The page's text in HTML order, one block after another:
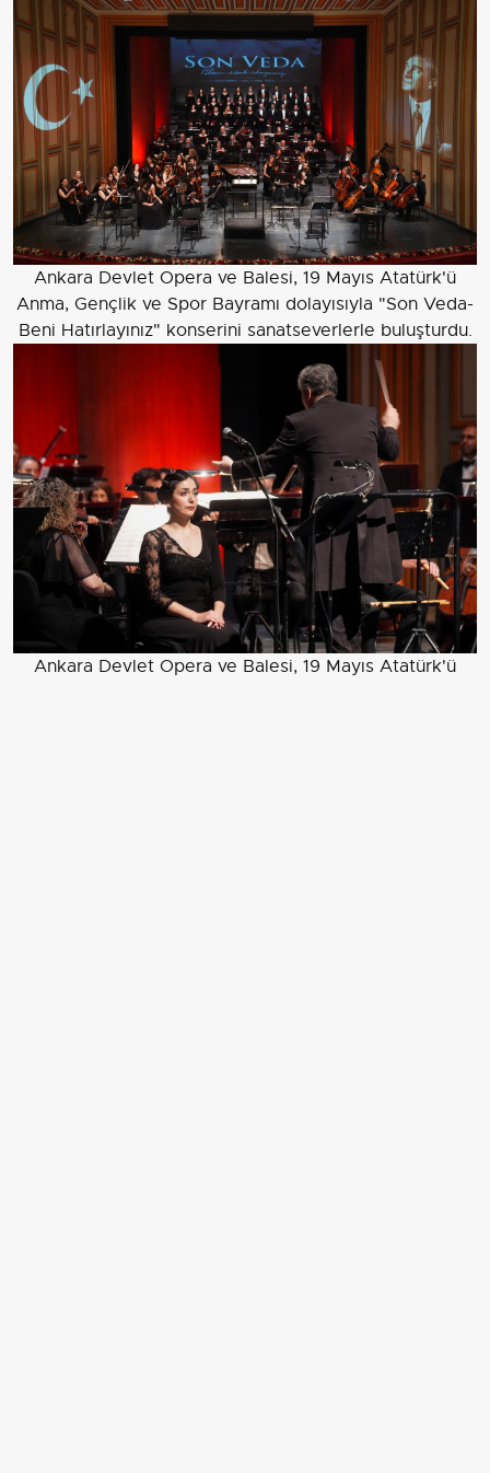
Ankara Devlet Opera ve Balesi, 19 Mayıs Atatürk'ü
Anma, Gençlik ve Spor Bayramı dolayısıyla "Son Veda-
Beni Hatırlayınız" konserini sanatseverlerle buluşturdu.
Ankara Devlet Opera ve Balesi, 19 Mayıs Atatürk'ü